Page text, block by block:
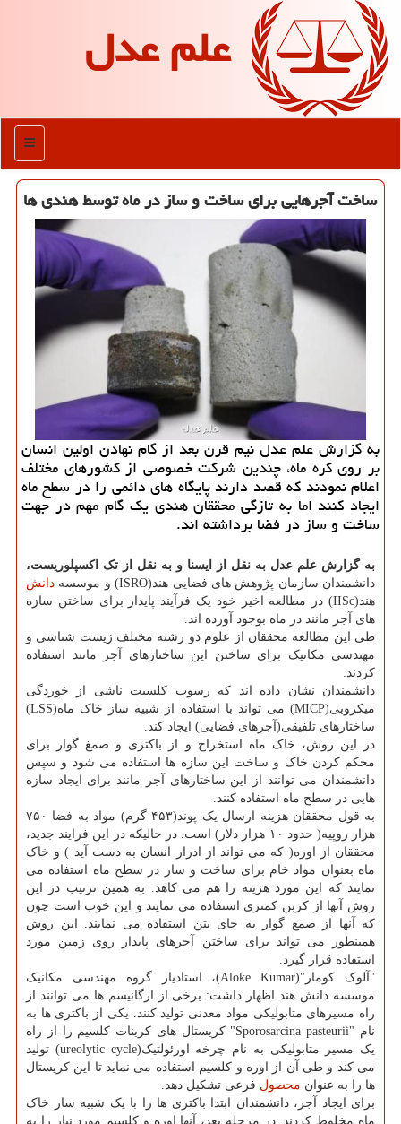
علم عدل
منو
ساخت آجرهایی برای ساخت و ساز در ماه توسط هندی ها
به گزارش علم عدل نیم قرن بعد از گام نهادن اولین انسان
بر روی كره ماه، چندین شركت خصوصی از كشورهای مختلف
اعلام نمودند كه قصد دارند پایگاه های دائمی را در سطح ماه
ایجاد كنند اما به تازگی محققان هندی یك گام مهم در جهت
ساخت و ساز در فضا برداشته اند.
به گزارش علم عدل به نقل از ایسنا و به نقل از تک اکسپلوریست،
دانشمندان سازمان پژوهش های فضایی هند(ISRO) و موسسه
دانش
هند(IISc) در مطالعه اخیر خود یک فرآیند پایدار برای ساختن سازه
های آجر مانند در ماه بوجود آورده اند.
طی این مطالعه محققان از علوم دو رشته مختلف زیست شناسی و
مهندسی مکانیک برای ساختن این ساختارهای آجر مانند استفاده
کردند.
دانشمندان نشان داده اند که رسوب کلسیت ناشی از خوردگی
میکروبی(MICP) می تواند با استفاده از شبیه ساز خاک ماه(LSS)
ساختارهای تلفیقی(آجرهای فضایی) ایجاد کند.
در این روش، خاک ماه استخراج و از باکتری و صمغ گوار برای
محکم کردن خاک و ساخت این سازه ها استفاده می شود و سپس
دانشمندان می توانند از این ساختارهای آجر مانند برای ایجاد سازه
هایی در سطح ماه استفاده کنند.
به قول محققان هزینه ارسال یک پوند(۴۵۳ گرم) مواد به فضا ۷۵۰
هزار روپیه( حدود ۱۰ هزار دلار) است. در حالیکه در این فرایند جدید،
محققان از اوره( که می تواند از ادرار انسان به دست آید ) و خاک
ماه بعنوان مواد خام برای ساخت و ساز در سطح ماه استفاده می
نمایند که این مورد هزینه را هم می کاهد. به همین ترتیب در این
روش آنها از کربن کمتری استفاده می نمایند و این خوب است چون
که آنها از صمغ گوار به جای بتن استفاده می نمایند. این روش
همینطور می تواند برای ساختن آجرهای پایدار روی زمین مورد
استفاده قرار گیرد.
"آلوک کومار"(Aloke Kumar)، استادیار گروه مهندسی مکانیک
موسسه دانش هند اظهار داشت: برخی از ارگانیسم ها می توانند از
راه مسیرهای متابولیکی مواد معدنی تولید کنند. یکی از باکتری ها به
نام "Sporosarcina pasteurii" کریستال های کربنات کلسیم را از راه
یک مسیر متابولیکی به نام چرخه اورئولتیک(ureolytic cycle) تولید
می کند و طی آن از اوره و کلسیم استفاده می نماید تا این کریستال
ها را به عنوان محصول فرعی تشکیل دهد.
برای ایجاد آجر، دانشمندان ابتدا باکتری ها را با یک شبیه ساز خاک
ماه مخلوط کردند. در مرحله بعد، آنها اوره و کلسیم مورد نیاز را به